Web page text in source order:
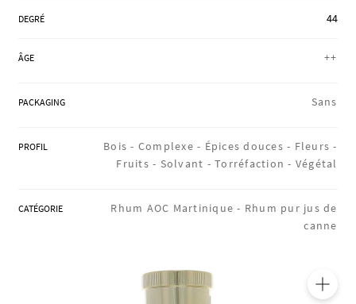
COFFRETS & CADEAUX
DEGRÉ 44
ÂGE ++
PACKAGING Sans
PROFIL Bois - Complexe - Épices douces - Fleurs -
Fruits - Solvant -Torréfaction - Végétal
CATÉGORIE Rhum AOC Martinique - Rhum pur jus de
canne